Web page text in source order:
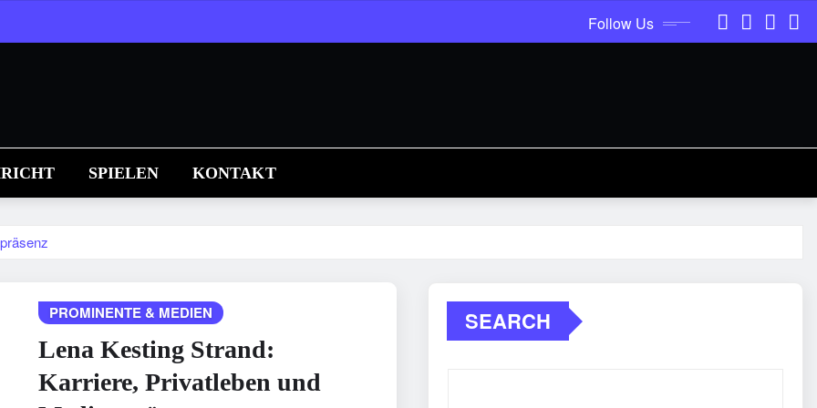
Follow Us
SPIELEN KONTAKT
PROMINENTE & MEDIEN
Lena Kesting Strand:
Karriere, Privatleben und
SEARCH